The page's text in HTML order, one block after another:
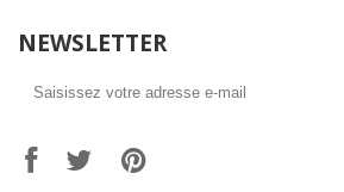
NEWSLETTER